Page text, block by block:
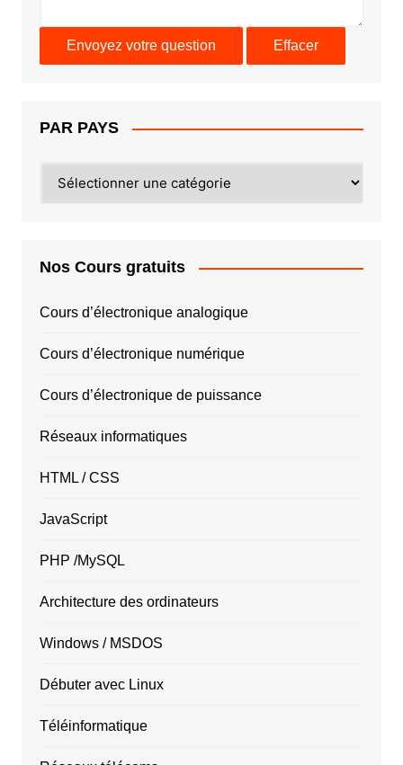
PAR PAYS
PAYS
Nos Cours gratuits
Cours d’électronique analogique
Cours d’électronique numérique
Cours d’électronique de puissance
Réseaux informatiques
HTML / CSS
JavaScript
PHP /MySQL
Architecture des ordinateurs
Windows / MSDOS
Débuter avec Linux
Téléinformatique